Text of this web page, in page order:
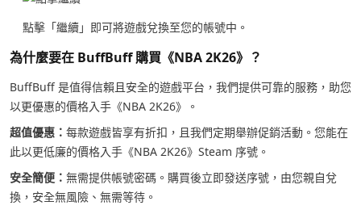
點擊「繼續」即可將遊戲兌換至您的帳號中。
為什麼要在 BuffBuff 購買《NBA 2K26》？
BuffBuff 是值得信賴且安全的遊戲平台，我們提供可靠的服務，助您
以更優惠的價格入手《NBA 2K26》。
超值優惠： 每款遊戲皆享有折扣，且我們定期舉辦促銷活動。您能在
此以更低廉的價格入手《NBA 2K26》Steam 序號。
安全簡便： 無需提供帳號密碼。購買後立即發送序號，由您親自兌
換，安全無風險、無需等待。